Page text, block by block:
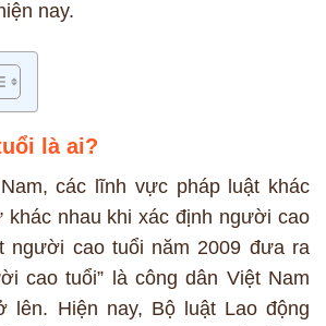
nay.
là ai?
các lĩnh vực pháp luật khác
khác nhau khi xác định người cao
người cao tuổi năm 2009 đưa ra
cao tuổi” là công dân Việt Nam
lên. Hiện nay, Bộ luật Lao động